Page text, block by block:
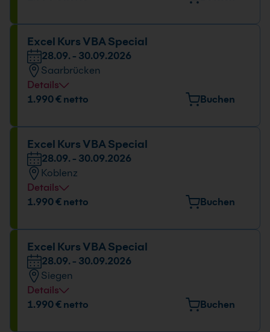
Datum und Uhrzeit
28.09. - 30.09.2026
09:00 - 16:00 Uhr
Excel Kurs VBA Special
28.09. - 30.09.2026
Saarbrücken
Details
Veranstaltungsort
Datum und Uhrzeit
28.09. - 30.09.2026
09:00 - 16:00 Uhr
1.990 € netto Buchen
Excel Kurs VBA Special
28.09. - 30.09.2026
Koblenz
Details
Veranstaltungsort
Datum und Uhrzeit
28.09. - 30.09.2026
09:00 - 16:00 Uhr
1.990 € netto Buchen
Excel Kurs VBA Special
28.09. - 30.09.2026
Siegen
Details
Veranstaltungsort
1.990 € netto Buchen